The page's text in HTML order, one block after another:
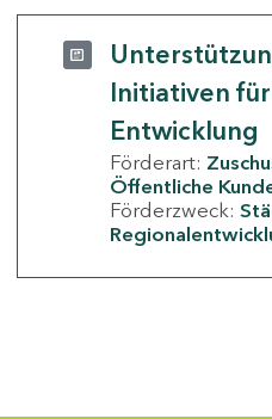
Initiativen
Entwicklung
Förderart:
Öffentliche
Förderzweck: